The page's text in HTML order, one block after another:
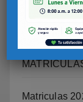
RUTA
12 agosto,
Matriculas